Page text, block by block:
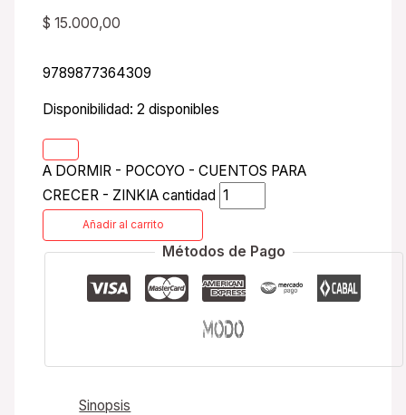
$ 15.000,00
9789877364309
Disponibilidad: 2 disponibles
A DORMIR - POCOYO - CUENTOS PARA
CRECER - ZINKIA cantidad
Añadir al carrito
Métodos de Pago
Sinopsis